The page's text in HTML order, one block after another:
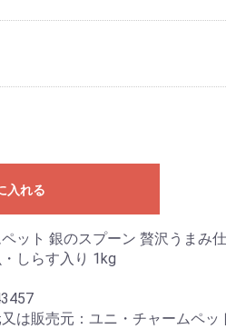
入れる
ット 銀のスプーン 贅沢うまみ
しらす入り 1kg
は販売元：ユニ・チャームペッ